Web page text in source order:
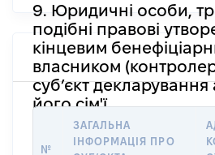
9. Юридичні особи,
подібні правові
кінцевим
власником
суб’єкт
його сім'ї
№
ЗАГАЛЬНА
ІНФОРМАЦІЯ ПРО